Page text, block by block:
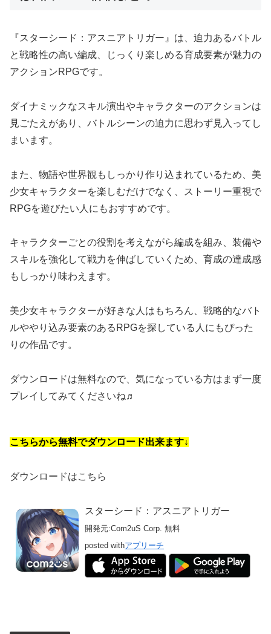
『スターシード：アスニアトリガー』は、迫力あるバトル
と戦略性の高い編成、じっくり楽しめる育成要素が魅力の
アクションRPGです。
ダイナミックなスキル演出やキャラクターのアクションは
見ごたえがあり、バトルシーンの迫力に思わず見入ってし
まいます。
また、物語や世界観もしっかり作り込まれているため、美
少女キャラクターを楽しむだけでなく、ストーリー重視で
RPGを遊びたい人にもおすすめです。
キャラクターごとの役割を考えながら編成を組み、装備や
スキルを強化して戦力を伸ばしていくため、育成の達成感
もしっかり味わえます。
美少女キャラクターが好きな人はもちろん、戦略的なバト
ルややり込み要素のあるRPGを探している人にもぴった
りの作品です。
ダウンロードは無料なので、気になっている方はまず一度
プレイしてみてくださいね♬
こちらから無料でダウンロード出来ます↓
ダウンロードはこちら
スターシード：アスニアトリガー
開発元:Com2uS Corp. 無料
posted withアプリーチ